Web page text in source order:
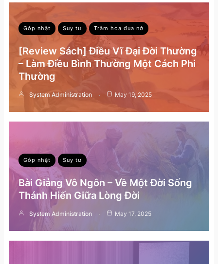
Góp nhặt Suy tư Trăm hoa đua nở
[Review Sách] Điều Vĩ Đại Đời Thường
– Làm Điều Bình Thường Một Cách Phi
Thường
System Administration May 19, 2025
Góp nhặt Suy tư
Bài Giảng Vô Ngôn – Về Một Đời Sống
Thánh Hiến Giữa Lòng Đời
System Administration May 17, 2025